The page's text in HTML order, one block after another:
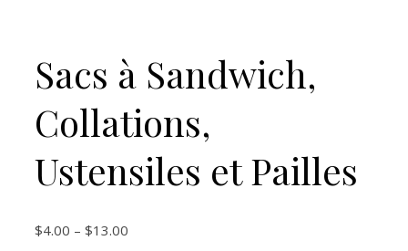
Sacs à Sandwich,
Collations,
Ustensiles et Pailles
$4.00 – $13.00